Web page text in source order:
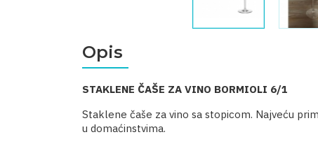
Opis
STAKLENE ČAŠE ZA VINO BORMIOLI 6/1
Staklene čaše za vino sa stopicom. Najveću
u domaćinstvima.